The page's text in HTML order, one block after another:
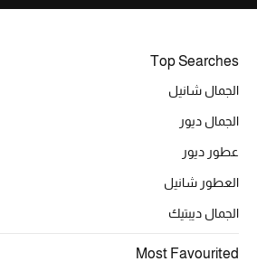
ركن أناقة المنتجعات
جميع إصدارتنا النسائية
تشكيلة المناسبات للنساء
Top Searches
الجمال شانيل
الجمال ديور
عطور ديور
العطور شانيل
الجمال ديبتيك
Most Favourited